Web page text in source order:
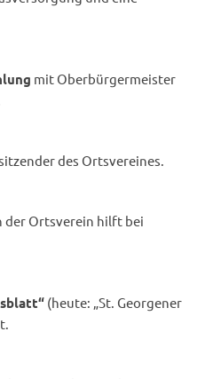
mit Oberbürgermeister
des Ortsvereines.
der Ortsverein hilft bei
(heute: „St. Georgener